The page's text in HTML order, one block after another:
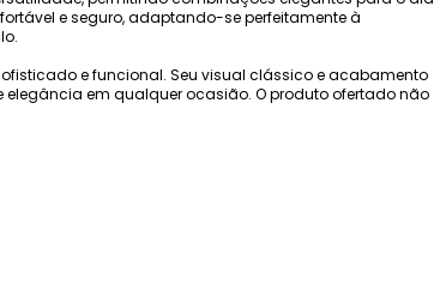
e seguro, adaptando-se perfeitamente à
e funcional. Seu visual clássico e acabamento
em qualquer ocasião. O produto ofertado não